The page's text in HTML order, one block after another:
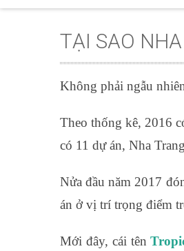
TẠI SAO
Không phải ngẫu
Theo thống kê, 2016
có 11 dự án, Nha
Nửa đầu năm 2017
án ở vị trí trọng điểm
Mới đây, cái tên